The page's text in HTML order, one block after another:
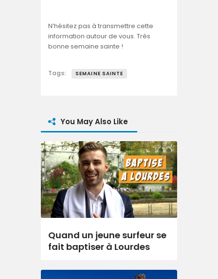
N’hésitez pas à transmettre cette
information autour de vous. Très
bonne semaine sainte !
Tags: SEMAINE SAINTE
You May Also Like
Quand un jeune surfeur se
fait baptiser à Lourdes